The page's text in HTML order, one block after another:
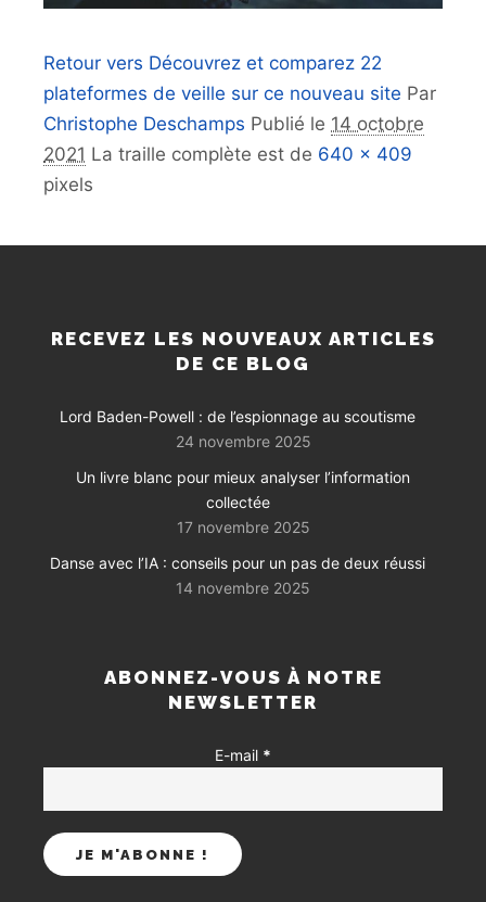
Retour vers Découvrez et comparez 22
plateformes de veille sur ce nouveau site Par
Christophe Deschamps Publié le 14 octobre
2021 La traille complète est de 640 × 409
pixels
RECEVEZ LES NOUVEAUX ARTICLES
DE CE BLOG
Lord Baden-Powell : de l’espionnage au scoutisme
24 novembre 2025
Un livre blanc pour mieux analyser l’information
collectée
17 novembre 2025
Danse avec l’IA : conseils pour un pas de deux réussi
14 novembre 2025
ABONNEZ-VOUS À NOTRE
NEWSLETTER
E-mail *